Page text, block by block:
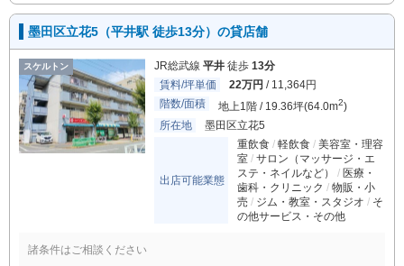
墨田区立花5（平井駅 徒歩13分）の貸店舗
スケルトン JR総武線 平井 徒歩 13分
賃料/坪単価
22万円 / 11,364円
階数/面積
地上1階 / 19.36坪(64.0m2)
所在地
墨田区立花5
出店可能業態
重飲食 軽飲食
美容室・理容
室
サロン（マッサージ・エ
ステ・ネイルなど）
医療・
歯科・クリニック
物販・小
売
ジム・教室・スタジオ
そ
の他サービス・その他
諸条件はご相談ください